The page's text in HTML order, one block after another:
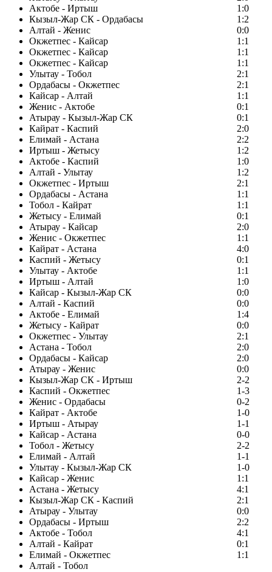
Актобе - Иртыш
1:0
Кызыл-Жар СК - Ордабасы
1:2
Алтай - Женис
0:0
Окжетпес - Кайсар
1:1
Окжетпес - Кайсар
1:1
Окжетпес - Кайсар
1:1
Улытау - Тобол
2:1
Ордабасы - Окжетпес
2:1
Кайсар - Алтай
1:1
Женис - Актобе
0:1
Атырау - Кызыл-Жар СК
0:1
Кайрат - Каспий
2:0
Елимай - Астана
2:2
Иртыш - Жетысу
1:2
Актобе - Каспий
1:0
Алтай - Улытау
1:2
Окжетпес - Иртыш
2:1
Ордабасы - Астана
1:1
Тобол - Кайрат
1:1
Жетысу - Елимай
0:1
Атырау - Кайсар
2:0
Женис - Окжетпес
1:1
Кайрат - Астана
4:0
Каспий - Жетысу
0:1
Улытау - Актобе
1:1
Иртыш - Алтай
1:0
Кайсар - Кызыл-Жар СК
0:0
Алтай - Каспий
0:0
Актобе - Елимай
1:4
Жетысу - Кайрат
0:0
Окжетпес - Улытау
2:1
Астана - Тобол
2:0
Ордабасы - Кайсар
2:0
Атырау - Женис
0:0
Кызыл-Жар СК - Иртыш
2-2
Каспий - Окжетпес
1-3
Женис - Ордабасы
0-2
Кайрат - Актобе
1-0
Иртыш - Атырау
1-1
Кайсар - Астана
0-0
Тобол - Жетысу
2-2
Елимай - Алтай
1-1
Улытау - Кызыл-Жар СК
1-0
Кайсар - Женис
1:1
Астана - Жетысу
4:1
Кызыл-Жар СК - Каспий
2:1
Атырау - Улытау
0:0
Ордабасы - Иртыш
2:2
Актобе - Тобол
4:1
Алтай - Кайрат
0:1
Елимай - Окжетпес
1:1
Алтай - Тобол